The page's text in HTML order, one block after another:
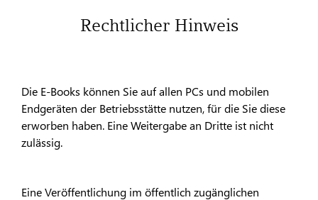
Rechtlicher Hinweis
Die E-Books können Sie auf allen PCs und mobilen
Endgeräten der Betriebsstätte nutzen, für die Sie diese
erworben haben. Eine Weitergabe an Dritte ist nicht
zulässig.
Eine Veröffentlichung im öffentlich zugänglichen